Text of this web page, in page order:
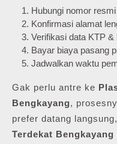
Hubungi nomor resmi
Konfirmasi alamat
Verifikasi data KTP &
Bayar biaya pasang
Jadwalkan waktu
Gak perlu antre ke
Bengkayang,
prefer datang
Terdekat Bengkayang